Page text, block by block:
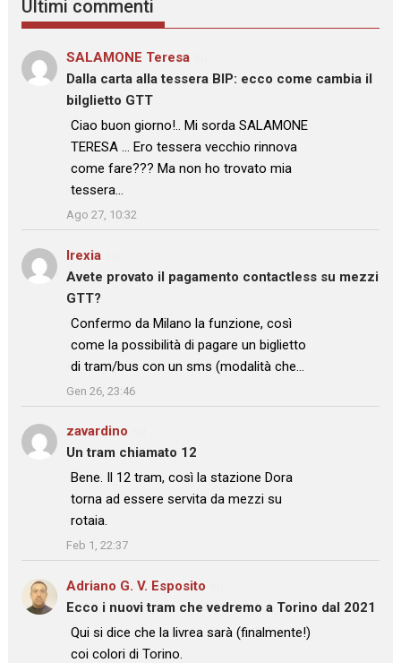
Ultimi commenti
SALAMONE Teresa
Dalla carta alla tessera BIP: ecco come cambia il
bilglietto GTT
: “
Ciao buon giorno!.. Mi sorda SALAMONE
TERESA … Ero tessera vecchio rinnova
come fare??? Ma non ho trovato mia
tessera…
”
Ago 27, 10:32
Irexia
Avete provato il pagamento contactless su mezzi
GTT?
: “
Confermo da Milano la funzione, così
come la possibilità di pagare un biglietto
di tram/bus con un sms (modalità che…
”
Gen 26, 23:46
zavardino
Un tram chiamato 12
: “
Bene. Il 12 tram, così la stazione Dora
torna ad essere servita da mezzi su
rotaia.
”
Feb 1, 22:37
Adriano G. V. Esposito
Ecco i nuovi tram che vedremo a Torino dal 2021
: “
Qui si dice che la livrea sarà (finalmente!)
coi colori di Torino.